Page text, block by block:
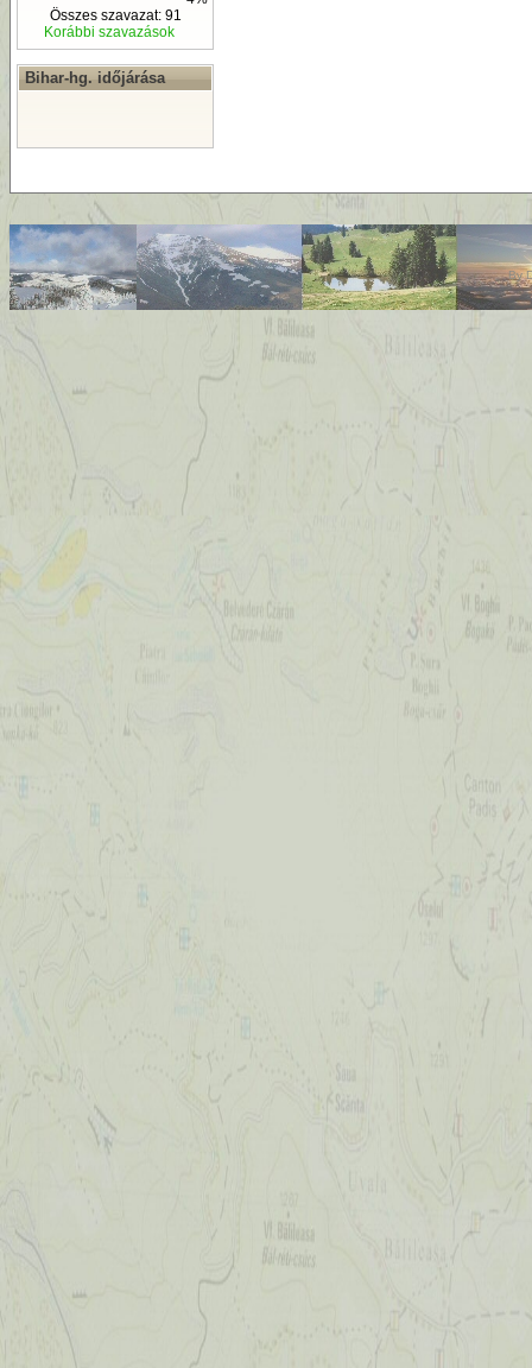
Összes szavazat: 91
Korábbi szavazások
Bihar-hg. időjárása
By